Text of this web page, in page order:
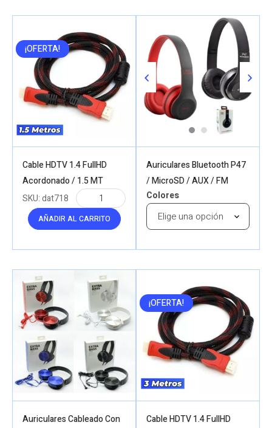
¡OFERTA!
Cable HDTV 1.4 FullHD
Acordonado / 1.5 MT
AÑADIR AL CARRITO
SKU:dat718
Auriculares Bluetooth P47
/ MicroSD / AUX / FM
Colores
Auriculares Cableado Con
¡OFERTA!
Cable HDTV 1.4 FullHD